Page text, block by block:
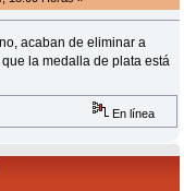
acaban de eliminar a
la medalla de plata está
En línea